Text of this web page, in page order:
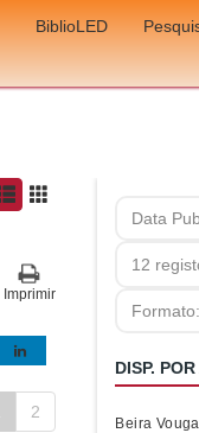
BiblioLED
Imprimir
2
DISP.
Beira